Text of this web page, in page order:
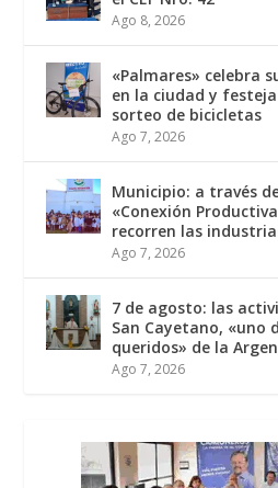
Ago 8, 2026
«Palmares» celebra
en la ciudad y
sorteo de bicicletas
Ago 7, 2026
Municipio: a través
«Conexión
recorren las
Ago 7, 2026
7 de agosto: las
San Cayetano, «uno
queridos» de la
Ago 7, 2026